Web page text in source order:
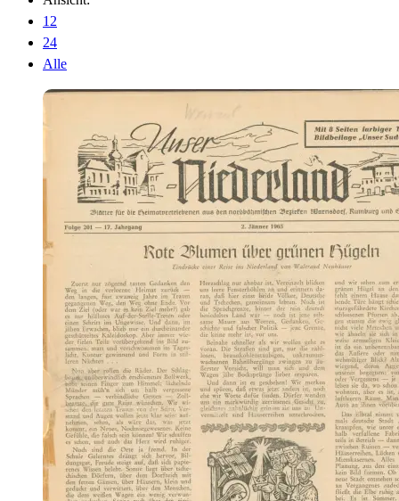
12
24
Alle